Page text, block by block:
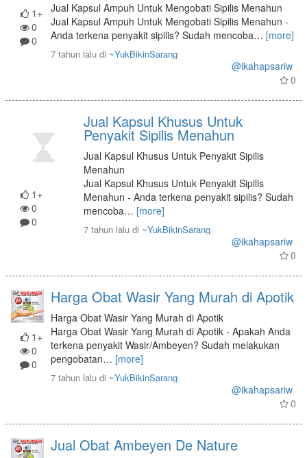
1+
0
0
Jual Kapsul Ampuh Untuk Mengobati Sipilis Menahun
Jual Kapsul Ampuh Untuk Mengobati Sipilis Menahun -
Anda terkena penyakit sipilis? Sudah mencoba… [more]
7 tahun lalu di ~YukBikinSarang
@ikahapsariw
0
1+
0
0
Jual Kapsul Khusus Untuk
Penyakit Sipilis Menahun
Jual Kapsul Khusus Untuk Penyakit Sipilis
Menahun
Jual Kapsul Khusus Untuk Penyakit Sipilis
Menahun - Anda terkena penyakit sipilis? Sudah
mencoba… [more]
7 tahun lalu di ~YukBikinSarang
@ikahapsariw
0
1+
0
0
Harga Obat Wasir Yang Murah di Apotik
Harga Obat Wasir Yang Murah di Apotik
Harga Obat Wasir Yang Murah di Apotik - Apakah Anda
terkena penyakit Wasir/Ambeyen? Sudah melakukan
pengobatan… [more]
7 tahun lalu di ~YukBikinSarang
@ikahapsariw
0
Jual Obat Ambeyen De Nature